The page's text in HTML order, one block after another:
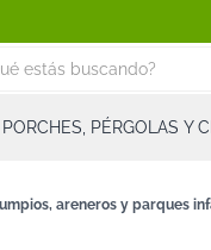
PORCHES, PÉRGOLAS Y
areneros y parques